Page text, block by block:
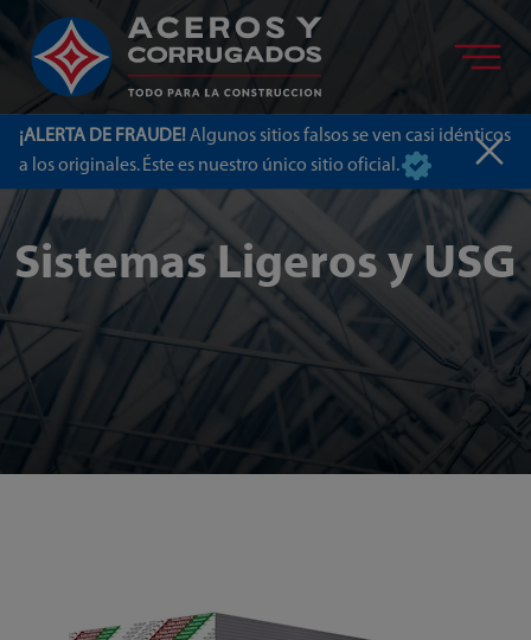
¡ALERTA DE FRAUDE!Algunos sitios falsos se ven casi idénticos
a los originales. Éste es nuestro único sitio oficial.
Sistemas Ligeros y USG